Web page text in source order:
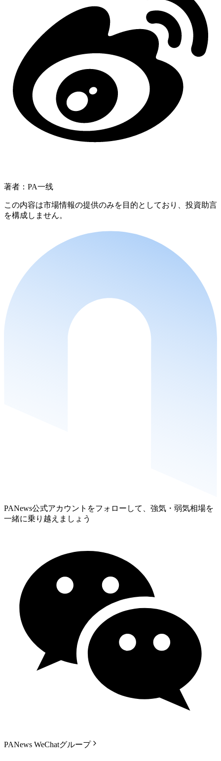
著者：PA一线
この内容は市場情報の提供のみを目的としており、投資助言
を構成しません。
PANews公式アカウントをフォローして、強気・弱気相場を
一緒に乗り越えましょう
PANews WeChatグループ